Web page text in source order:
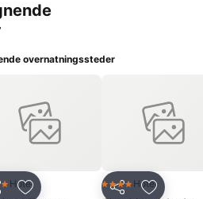
overnatningssteder
Føj til favoritter
Hotel
Del Føj til
4 StjernerHotel